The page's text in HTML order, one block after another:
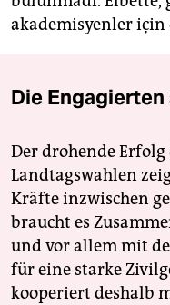
akademisyenler
Die
Der drohende
Landtagswahlen
Kräfte inzwischen
braucht es
und vor allem mit
für eine starke
kooperiert deshalb